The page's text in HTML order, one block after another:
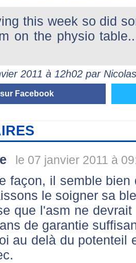
this week so did
on the physio
2011 à 12h02 par
Facebook
le 07 janvier 2011 à
façon, il semble
le soigner sa
que l'asm ne
de garantie
au delà du potenteil